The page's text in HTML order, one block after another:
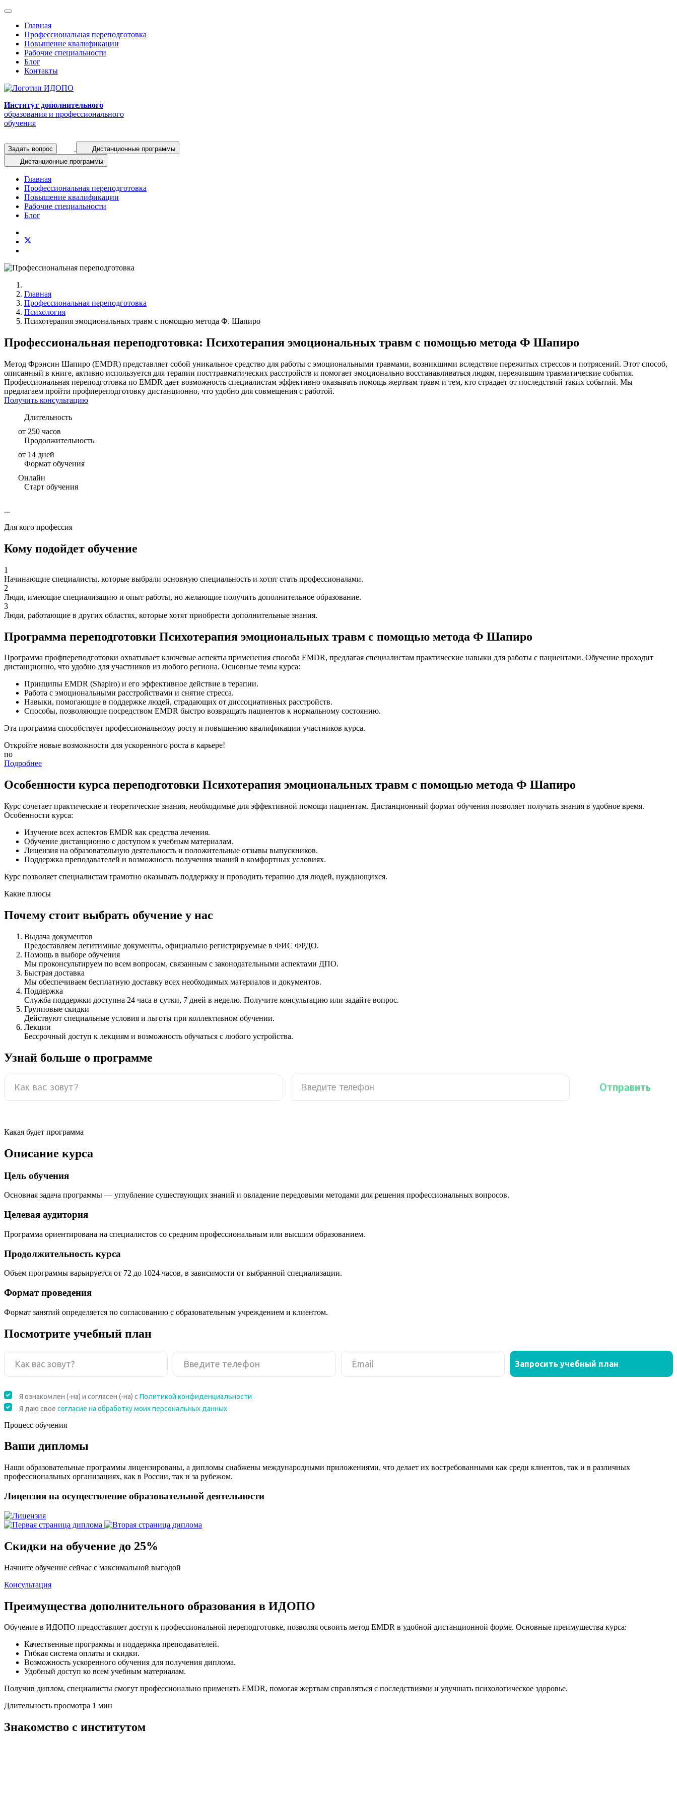
Главная
Профессиональная переподготовка
Повышение квалификации
Рабочие специальности
Блог
Контакты
Институт дополнительного
образования и профессионального
обучения
Задать вопрос
Дистанционные программы
Дистанционные программы
Главная
Профессиональная переподготовка
Повышение квалификации
Рабочие специальности
Блог
Главная
Профессиональная переподготовка
Психология
Психотерапия эмоциональных травм с помощью метода Ф. Шапиро
Профессиональная переподготовка: Психотерапия эмоциональных травм с помощью метода Ф Шапиро
Метод Фрэнсин Шапиро (EMDR) представляет собой уникальное средство для работы с эмоциональными травмами, возникшими вследствие пережитых стрессов и потрясений. Этот способ,
описанный в книге, активно используется для терапии посттравматических расстройств и помогает эмоционально восстанавливаться людям, пережившим травматические события.
Профессиональная переподготовка по EMDR дает возможность специалистам эффективно оказывать помощь жертвам травм и тем, кто страдает от последствий таких событий. Мы
предлагаем пройти профпереподготовку дистанционно, что удобно для совмещения с работой.
Получить консультацию
Длительность
от 250 часов
Продолжительность
от 14 дней
Формат обучения
Онлайн
Старт обучения
...
Для кого профессия
Кому подойдет обучение
1
Начинающие специалисты, которые выбрали основную специальность и хотят стать профессионалами.
2
Люди, имеющие специализацию и опыт работы, но желающие получить дополнительное образование.
3
Люди, работающие в других областях, которые хотят приобрести дополнительные знания.
Программа переподготовки Психотерапия эмоциональных травм с помощью метода Ф Шапиро
Программа профпереподготовки охватывает ключевые аспекты применения способа EMDR, предлагая специалистам практические навыки для работы с пациентами. Обучение проходит
дистанционно, что удобно для участников из любого региона. Основные темы курса:
Принципы EMDR (Shapiro) и его эффективное действие в терапии.
Работа с эмоциональными расстройствами и снятие стресса.
Навыки, помогающие в поддержке людей, страдающих от диссоциативных расстройств.
Способы, позволяющие посредством EMDR быстро возвращать пациентов к нормальному состоянию.
Эта программа способствует профессиональному росту и повышению квалификации участников курса.
Откройте новые возможности для ускоренного роста в карьере!
по
Подробнее
Особенности курса переподготовки Психотерапия эмоциональных травм с помощью метода Ф Шапиро
Курс сочетает практические и теоретические знания, необходимые для эффективной помощи пациентам. Дистанционный формат обучения позволяет получать знания в удобное время.
Особенности курса:
Изучение всех аспектов EMDR как средства лечения.
Обучение дистанционно с доступом к учебным материалам.
Лицензия на образовательную деятельность и положительные отзывы выпускников.
Поддержка преподавателей и возможность получения знаний в комфортных условиях.
Курс позволяет специалистам грамотно оказывать поддержку и проводить терапию для людей, нуждающихся.
Какие плюсы
Почему стоит выбрать обучение у нас
Выдача документов
Предоставляем легитимные документы, официально регистрируемые в ФИС ФРДО.
Помощь в выборе обучения
Мы проконсультируем по всем вопросам, связанным с законодательными аспектами ДПО.
Быстрая доставка
Мы обеспечиваем бесплатную доставку всех необходимых материалов и документов.
Поддержка
Служба поддержки доступна 24 часа в сутки, 7 дней в неделю. Получите консультацию или задайте вопрос.
Групповые скидки
Действуют специальные условия и льготы при коллективном обучении.
Лекции
Бессрочный доступ к лекциям и возможность обучаться с любого устройства.
Узнай больше о программе
Какая будет программа
Описание курса
Цель обучения
Основная задача программы — углубление существующих знаний и овладение передовыми методами для решения профессиональных вопросов.
Целевая аудитория
Программа ориентирована на специалистов со средним профессиональным или высшим образованием.
Продолжительность курса
Объем программы варьируется от 72 до 1024 часов, в зависимости от выбранной специализации.
Формат проведения
Формат занятий определяется по согласованию с образовательным учреждением и клиентом.
Посмотрите учебный план
Процесс обучения
Ваши дипломы
Наши образовательные программы лицензированы, а дипломы снабжены международными приложениями, что делает их востребованными как среди клиентов, так и в различных
профессиональных организациях, как в России, так и за рубежом.
Лицензия на осуществление образовательной деятельности
Скидки на обучение до 25%
Начните обучение сейчас с максимальной выгодой
Консультация
Преимущества дополнительного образования в ИДОПО
Обучение в ИДОПО предоставляет доступ к профессиональной переподготовке, позволяя освоить метод EMDR в удобной дистанционной форме. Основные преимущества курса:
Качественные программы и поддержка преподавателей.
Гибкая система оплаты и скидки.
Возможность ускоренного обучения для получения диплома.
Удобный доступ ко всем учебным материалам.
Получив диплом, специалисты смогут профессионально применять EMDR, помогая жертвам справляться с последствиями и улучшать психологическое здоровье.
Длительность просмотра 1 мин
Знакомство с институтом